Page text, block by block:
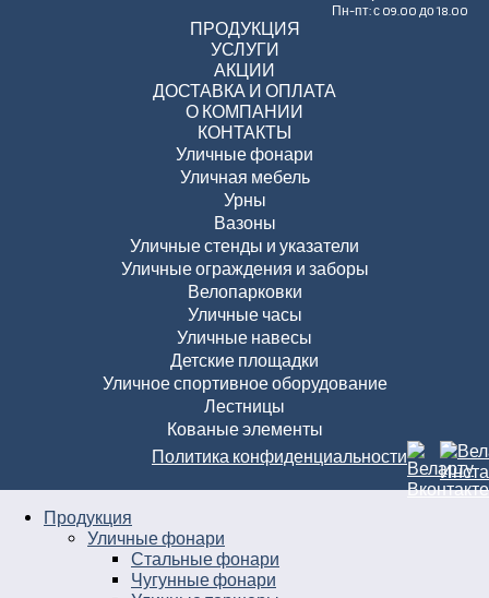
Пн-пт: с 09.00 до 18.00
ПРОДУКЦИЯ
УСЛУГИ
АКЦИИ
ДОСТАВКА И ОПЛАТА
О КОМПАНИИ
КОНТАКТЫ
Уличные фонари
Уличная мебель
Урны
Вазоны
Уличные стенды и указатели
Уличные ограждения и заборы
Велопарковки
Уличные часы
Уличные навесы
Детские площадки
Уличное спортивное оборудование
Лестницы
Кованые элементы
Политика конфиденциальности
Продукция
Уличные фонари
Стальные фонари
Чугунные фонари